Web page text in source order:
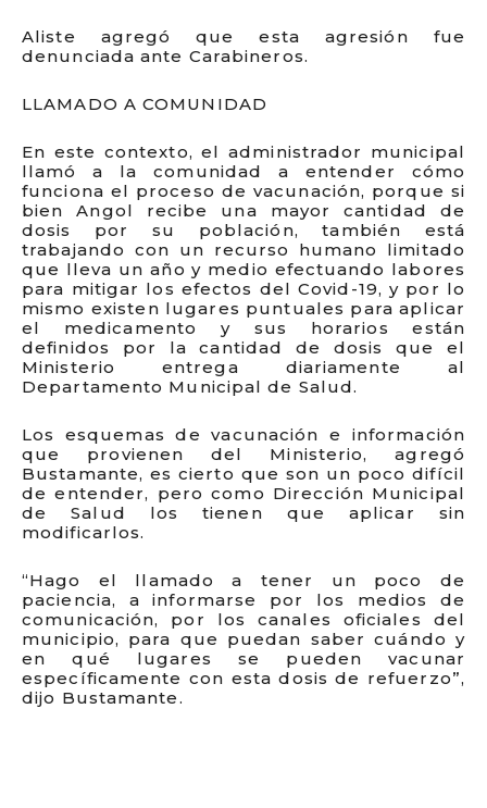
Aliste agregó que esta agresión fue
denunciada ante Carabineros.
LLAMADO A COMUNIDAD
En este contexto, el administrador municipal
llamó a la comunidad a entender cómo
funciona el proceso de vacunación, porque si
bien Angol recibe una mayor cantidad de
dosis por su población, también está
trabajando con un recurso humano limitado
que lleva un año y medio efectuando labores
para mitigar los efectos del Covid-19, y por lo
mismo existen lugares puntuales para aplicar
el medicamento y sus horarios están
definidos por la cantidad de dosis que el
Ministerio entrega diariamente al
Departamento Municipal de Salud.
Los esquemas de vacunación e información
que provienen del Ministerio, agregó
Bustamante, es cierto que son un poco difícil
de entender, pero como Dirección Municipal
de Salud los tienen que aplicar sin
modificarlos.
“Hago el llamado a tener un poco de
paciencia, a informarse por los medios de
comunicación, por los canales oficiales del
municipio, para que puedan saber cuándo y
en qué lugares se pueden vacunar
específicamente con esta dosis de refuerzo”,
dijo Bustamante.